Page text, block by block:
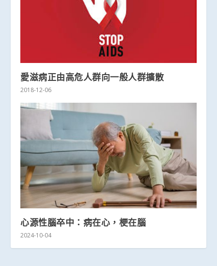
愛滋病正由高危人群向一般人群擴散
2018-12-06
心源性腦卒中：病在心，梗在腦
2024-10-04